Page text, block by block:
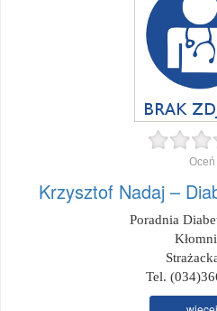
Oceń
Krzysztof Nadaj –
Poradnia
Tel.